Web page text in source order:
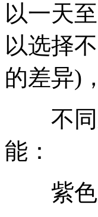
以一天
以选择
的差异)
不同
能：
紫色水